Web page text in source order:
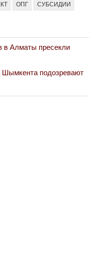
ОПГ СУБСИДИИ
в Алматы пресекли
Шымкента подозревают